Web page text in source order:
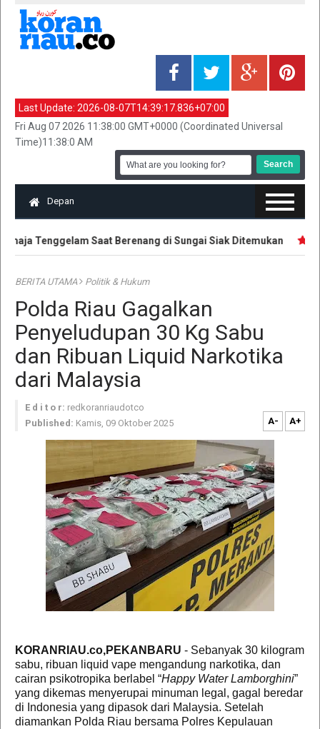
Last Update: 2026-08-07T14:39:17.836+07:00
Fri Aug 07 2026 11:38:00 GMT+0000 (Coordinated Universal
Time)11:38:0 AM
Depan
Tenggelam Saat Berenang di Sungai Siak Ditemukan Hak
BERITA UTAMA Politik & Hukum
Polda Riau Gagalkan
Penyeludupan 30 Kg Sabu
dan Ribuan Liquid Narkotika
dari Malaysia
E d i t o r: redkoranriaudotco
Published: Kamis, 09 Oktober 2025 A- A+
KORANRIAU.co,PEKANBARU - Sebanyak 30 kilogram
sabu, ribuan liquid vape mengandung narkotika, dan
cairan psikotropika berlabel “Happy Water Lamborghini”
yang dikemas menyerupai minuman legal, gagal beredar
di Indonesia yang dipasok dari Malaysia. Setelah
diamankan Polda Riau bersama Polres Kepulauan